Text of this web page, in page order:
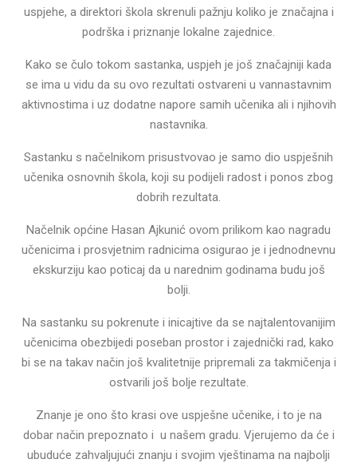
uspjehe, a direktori škola skrenuli pažnju koliko je značajna i
podrška i priznanje lokalne zajednice.
Kako se čulo tokom sastanka, uspjeh je još značajniji kada
se ima u vidu da su ovo rezultati ostvareni u vannastavnim
aktivnostima i uz dodatne napore samih učenika ali i njihovih
nastavnika.
Sastanku s načelnikom prisustvovao je samo dio uspješnih
učenika osnovnih škola, koji su podijeli radost i ponos zbog
dobrih rezultata.
Načelnik općine Hasan Ajkunić ovom prilikom kao nagradu
učenicima i prosvjetnim radnicima osigurao je i jednodnevnu
ekskurziju kao poticaj da u narednim godinama budu još
bolji.
Na sastanku su pokrenute i inicajtive da se najtalentovanijim
učenicima obezbijedi poseban prostor i zajednički rad, kako
bi se na takav način još kvalitetnije pripremali za takmičenja i
ostvarili još bolje rezultate.
Znanje je ono što krasi ove uspješne učenike, i to je na
dobar način prepoznato i u našem gradu. Vjerujemo da će i
ubuduće zahvaljujući znanju i svojim vještinama na najbolji